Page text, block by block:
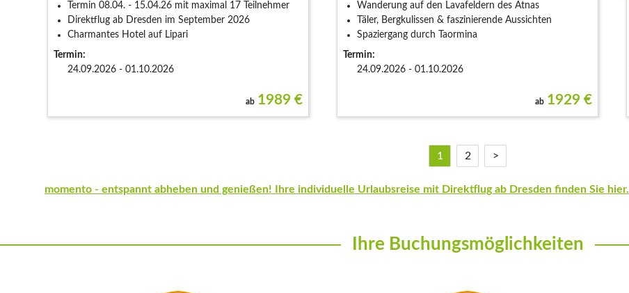
Termin 08.04. - 15.04.26 mit maximal 17 Teilnehmer
Direktflug ab Dresden im September 2026
Charmantes Hotel auf Lipari
Termin:
24.09.2026 - 01.10.2026
ab 1989 €
Wanderung auf den Lavafeldern des Ätnas
Täler, Bergkulissen & faszinierende Aussichten
Spaziergang durch Taormina
Termin:
24.09.2026 - 01.10.2026
ab 1929 €
1 2 >
momento - entspannt abheben und genießen! Ihre individuelle Urlaubsreise mit Direktflug ab Dresden finden Sie hier.
Ihre Buchungsmöglichkeiten